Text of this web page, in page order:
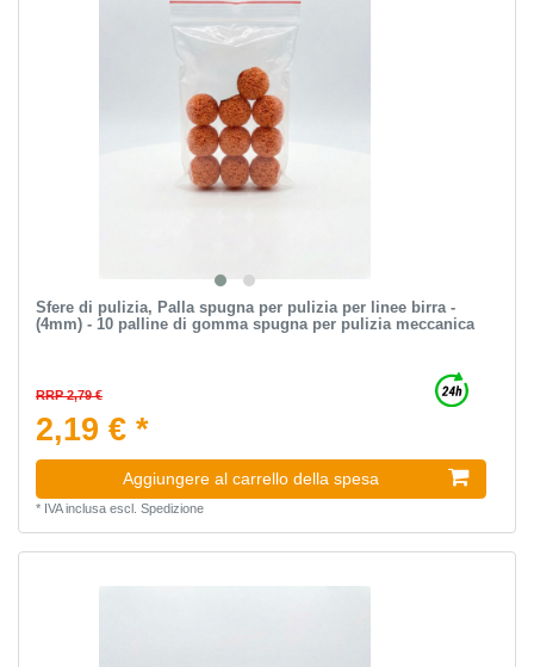
Sfere di pulizia, Palla spugna per pulizia per linee birra -
(4mm) - 10 palline di gomma spugna per pulizia meccanica
RRP 2,79 €
2,19 € *
Aggiungere al carrello della spesa
* IVA inclusaescl. Spedizione